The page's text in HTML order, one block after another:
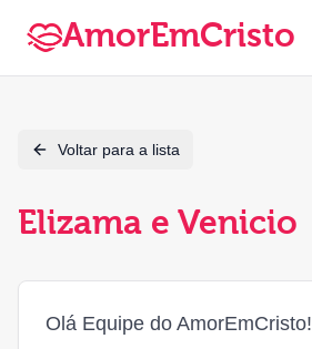
AmorEmCristo
Voltar para a lista
Elizama e Venicio
Olá Equipe do AmorEmCristo!